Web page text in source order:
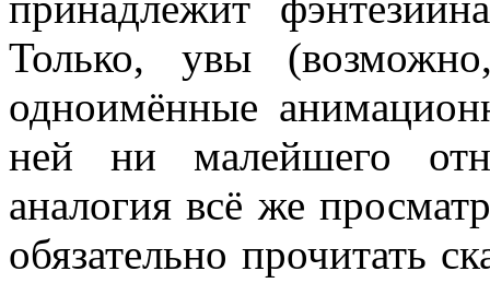
Только, увы
одноимённые
ней ни малейшего
аналогия всё же
обязательно прочитать